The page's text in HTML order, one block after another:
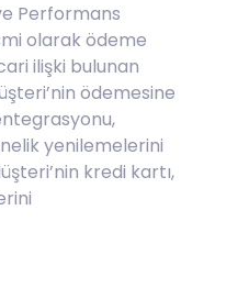
Performans
olarak ödeme
ilişki bulunan
ödemesine
yenilemelerini
kredi kartı,